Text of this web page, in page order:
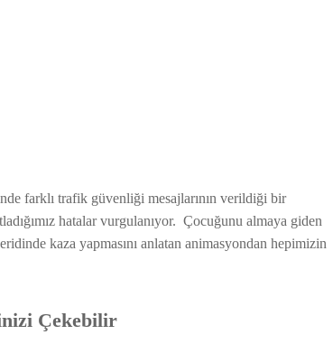
farklı trafik güvenliği mesajlarının verildiği bir
hatalar vurgulanıyor. Çocuğunu almaya giden
kaza yapmasını anlatan animasyondan hepimizin
Çekebilir